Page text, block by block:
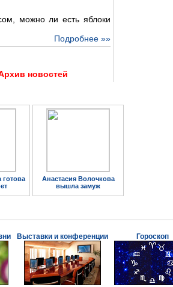
можно ли есть яблоки
Подробнее »»
новостей
готова
Анастасия Волочкова
вышла замуж
Выставки и конференции Гороскоп